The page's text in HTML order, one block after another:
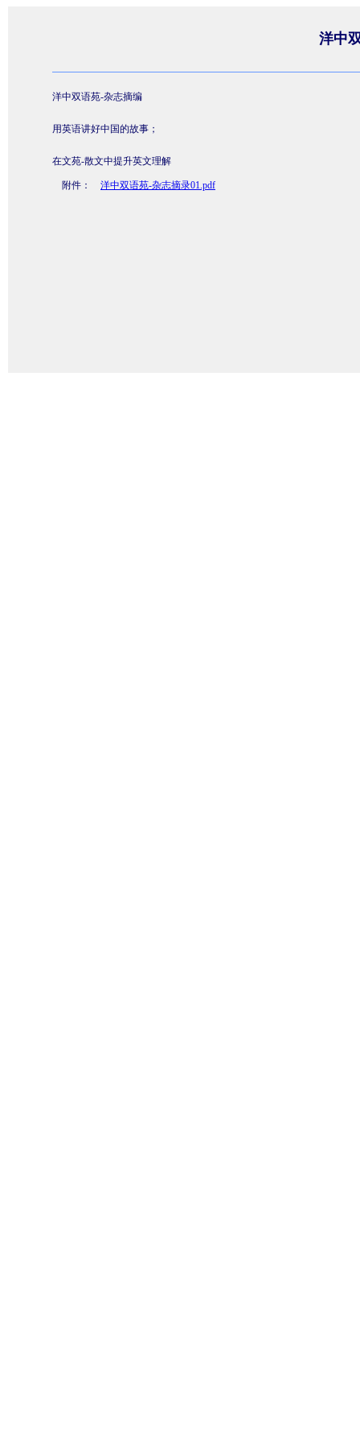
洋中
洋中双语苑-杂志摘编
用英语讲好中国的故事；
在文苑-散文中提升英文理解
附件： 洋中双语苑-杂志摘录01.pdf